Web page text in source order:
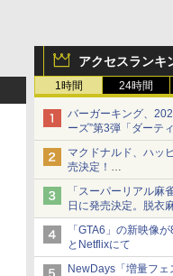
アクセスランキ
1時間 24時間
バーガーキング、
ーズ”第3弾「ダーテ
8月7日発売
「特製ガーリックマ
型チーズバーガー
マクドナルド、ハッ
売決定！
ポケモン30周年記念
「スーパーリアル麻
日に発売決定。脱衣
発売から2週間は
「GTA6」の新映像
とNetflixにて
NewDays「増量フ